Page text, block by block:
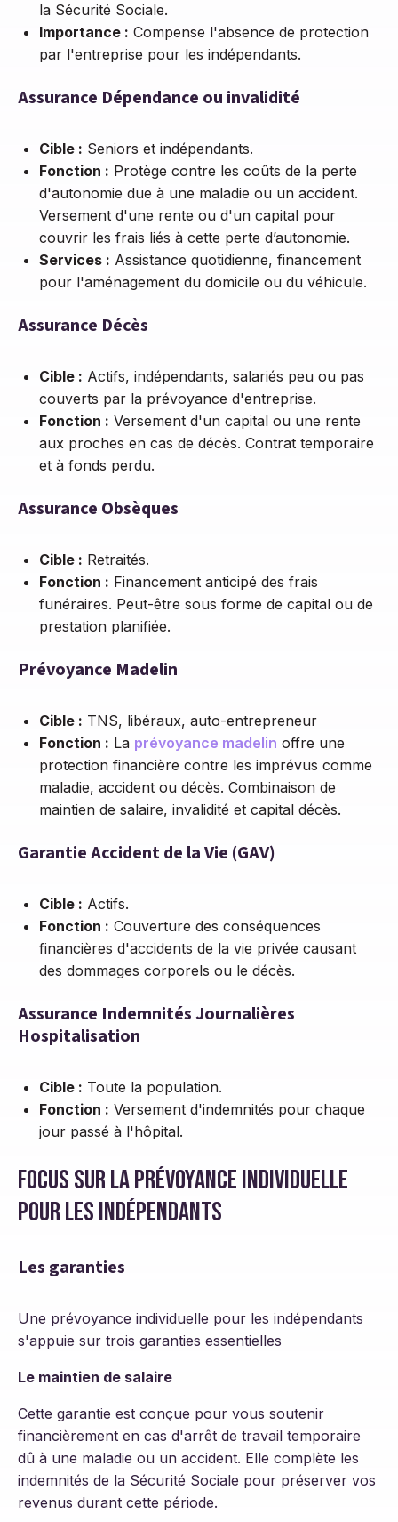
la Sécurité Sociale.
Importance : Compense l'absence de protection
par l'entreprise pour les indépendants.
Assurance Dépendance ou invalidité
Cible : Seniors et indépendants.
Fonction : Protège contre les coûts de la perte
d'autonomie due à une maladie ou un accident.
Versement d'une rente ou d'un capital pour
couvrir les frais liés à cette perte d’autonomie.
Services : Assistance quotidienne, financement
pour l'aménagement du domicile ou du véhicule.
Assurance Décès
Cible : Actifs, indépendants, salariés peu ou pas
couverts par la prévoyance d'entreprise.
Fonction : Versement d'un capital ou une rente
aux proches en cas de décès. Contrat temporaire
et à fonds perdu.
Assurance Obsèques
Cible : Retraités.
Fonction : Financement anticipé des frais
funéraires. Peut-être sous forme de capital ou de
prestation planifiée.
Prévoyance Madelin
Cible : TNS, libéraux, auto-entrepreneur
Fonction : La prévoyance madelin offre une
protection financière contre les imprévus comme
maladie, accident ou décès. Combinaison de
maintien de salaire, invalidité et capital décès.
Garantie Accident de la Vie (GAV)
Cible : Actifs.
Fonction : Couverture des conséquences
financières d'accidents de la vie privée causant
des dommages corporels ou le décès.
Assurance Indemnités Journalières
Hospitalisation
Cible : Toute la population.
Fonction : Versement d'indemnités pour chaque
jour passé à l'hôpital.
Focus sur la prévoyance individuelle
pour les indépendants
Les garanties
Une prévoyance individuelle pour les indépendants
s'appuie sur trois garanties essentielles
Le maintien de salaire
Cette garantie est conçue pour vous soutenir
financièrement en cas d'arrêt de travail temporaire
dû à une maladie ou un accident. Elle complète les
indemnités de la Sécurité Sociale pour préserver vos
revenus durant cette période.